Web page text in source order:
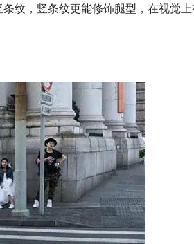
纹，竖条纹更能修饰腿型，在视觉